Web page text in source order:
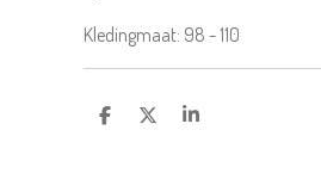
Kledingmaat: 98 - 110
DELENDEEL SHARE